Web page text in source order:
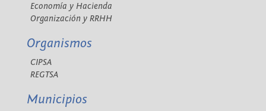
Economía y Hacienda
Organización y RRHH
Organismos
CIPSA
REGTSA
Municipios